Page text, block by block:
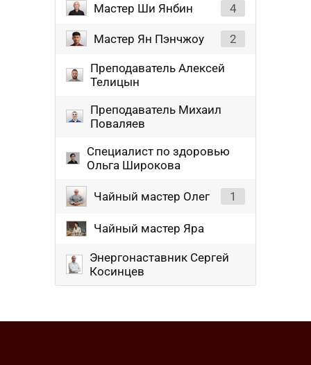
Мастер Ши Янбин 4
Мастер Ян Пэнчжоу 2
Преподаватель Алексей
Телицын
Преподаватель Михаил
Поваляев
Специалист по здоровью
Ольга Широкова
Чайный мастер Олег 1
Чайный мастер Яра
Энергонаставник Сергей
Косинцев